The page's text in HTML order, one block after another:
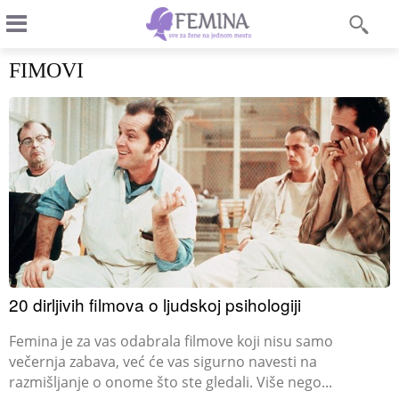
FIMOVI
20 dirljivih filmova o ljudskoj psihologiji
Femina je za vas odabrala filmove koji nisu samo
večernja zabava, već će vas sigurno navesti na
razmišljanje o onome što ste gledali. Više nego...